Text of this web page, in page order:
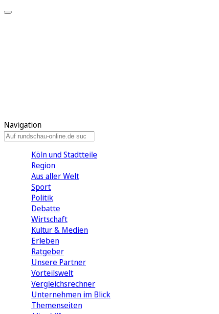
Navigation
Köln und Stadtteile
Region
Aus aller Welt
Sport
Politik
Debatte
Wirtschaft
Kultur & Medien
Erleben
Ratgeber
Unsere Partner
Vorteilswelt
Vergleichsrechner
Unternehmen im Blick
Themenseiten